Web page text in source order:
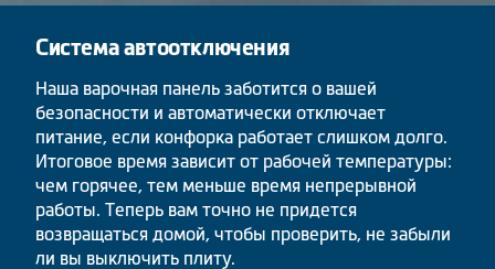
Система автоотключения
Наша варочная панель заботится о вашей
безопасности и автоматически отключает
питание, если конфорка работает слишком долго.
Итоговое время зависит от рабочей температуры:
чем горячее, тем меньше время непрерывной
работы. Теперь вам точно не придется
возвращаться домой, чтобы проверить, не забыли
ли вы выключить плиту.